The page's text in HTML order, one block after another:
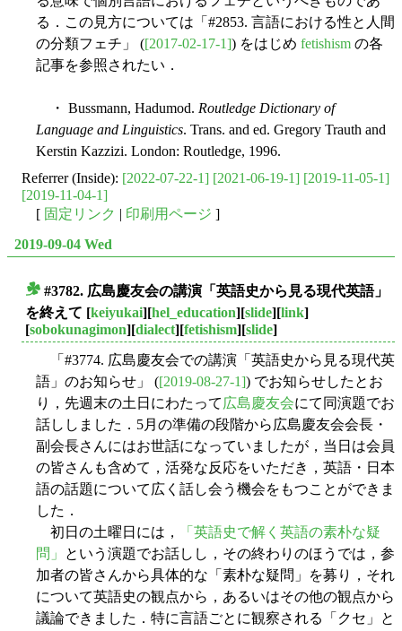
る．この見方については「#2853. 言語における性と人間
の分類フェチ」 ([2017-02-17-1]) をはじめ fetishism の各
記事を参照されたい．
・ Bussmann, Hadumod. Routledge Dictionary of
Language and Linguistics. Trans. and ed. Gregory Trauth and
Kerstin Kazzizi. London: Routledge, 1996.
Referrer (Inside): [2022-07-22-1] [2021-06-19-1] [2019-11-05-1]
[2019-11-04-1]
[ 固定リンク | 印刷用ページ ]
2019-09-04 Wed
#3782. 広島慶友会の講演「英語史から見る現代英語」
を終えて [keiyukai][hel_education][slide][link]
[sobokunagimon][dialect][fetishism][slide]
「#3774. 広島慶友会での講演「英語史から見る現代英
語」のお知らせ」 ([2019-08-27-1]) でお知らせしたとお
り，先週末の土日にわたって 広島慶友会にて同演題でお
話ししました．5月の準備の段階から広島慶友会会長・
副会長さんにはお世話になっていましたが，当日は会員
の皆さんも含めて，活発な反応をいただき，英語・日本
語の話題について広く話し会う機会をもつことができま
した．
初日の土曜日には，
「英語史で解く英語の素朴な疑
問」
という演題でお話しし，その終わりのほうでは，参
加者の皆さんから具体的な「素朴な疑問」を募り，それ
について英語史の観点から，あるいはその他の観点から
議論できました．特に言語ごとに観察される「クセ」と